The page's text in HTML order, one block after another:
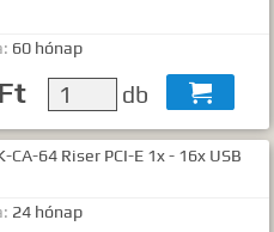
60 hónap
db 
CA-64 Riser PCI-E 1x - 16x USB
24 hónap